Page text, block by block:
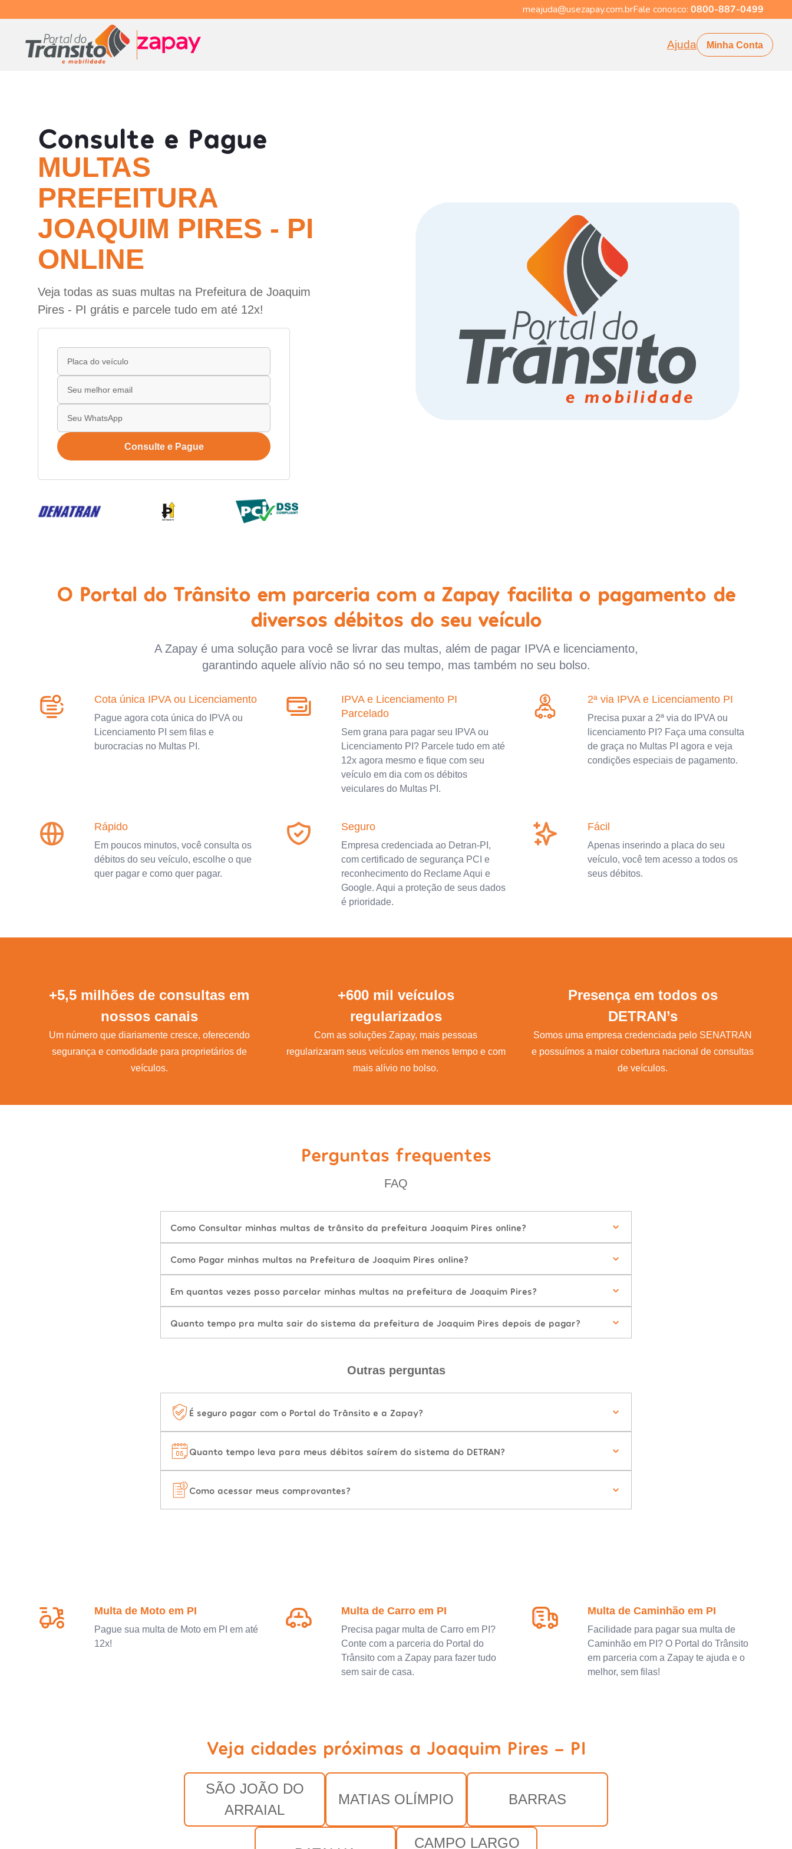
meajuda@usezapay.com.brFale conosco: 0800-887-0499
Ajuda Minha Conta
Consulte e Pague
MULTAS
PREFEITURA
JOAQUIM PIRES - PI
ONLINE
Veja todas as suas multas na Prefeitura de Joaquim
Pires - PI grátis e parcele tudo em até 12x!
Consulte e Pague
O Portal do Trânsito em parceria com a Zapay facilita o pagamento de
diversos débitos do seu veículo
A Zapay é uma solução para você se livrar das multas, além de pagar IPVA e licenciamento,
garantindo aquele alívio não só no seu tempo, mas também no seu bolso.
Cota única IPVA ou Licenciamento
Pague agora cota única do IPVA ou
Licenciamento PI sem filas e
burocracias no Multas PI.
IPVA e Licenciamento PI
Parcelado
Sem grana para pagar seu IPVA ou
Licenciamento PI? Parcele tudo em até
12x agora mesmo e fique com seu
veículo em dia com os débitos
veiculares do Multas PI.
2ª via IPVA e Licenciamento PI
Precisa puxar a 2ª via do IPVA ou
licenciamento PI? Faça uma consulta
de graça no Multas PI agora e veja
condições especiais de pagamento.
Rápido
Em poucos minutos, você consulta os
débitos do seu veículo, escolhe o que
quer pagar e como quer pagar.
Seguro
Empresa credenciada ao Detran-PI,
com certificado de segurança PCI e
reconhecimento do Reclame Aqui e
Google. Aqui a proteção de seus dados
é prioridade.
Fácil
Apenas inserindo a placa do seu
veículo, você tem acesso a todos os
seus débitos.
+5,5 milhões de consultas em
nossos canais
Um número que diariamente cresce, oferecendo
segurança e comodidade para proprietários de
veículos.
+600 mil veículos
regularizados
Com as soluções Zapay, mais pessoas
regularizaram seus veículos em menos tempo e com
mais alívio no bolso.
Presença em todos os
DETRAN’s
Somos uma empresa credenciada pelo SENATRAN
e possuímos a maior cobertura nacional de consultas
de veículos.
Perguntas frequentes
FAQ
Como Consultar minhas multas de trânsito da prefeitura Joaquim Pires online?
Como Pagar minhas multas na Prefeitura de Joaquim Pires online?
Em quantas vezes posso parcelar minhas multas na prefeitura de Joaquim Pires?
Quanto tempo pra multa sair do sistema da prefeitura de Joaquim Pires depois de pagar?
Outras perguntas
É seguro pagar com o Portal do Trânsito e a Zapay?
Quanto tempo leva para meus débitos saírem do sistema do DETRAN?
Como acessar meus comprovantes?
Multa de Moto em PI
Pague sua multa de Moto em PI em até
12x!
Multa de Carro em PI
Precisa pagar multa de Carro em PI?
Conte com a parceria do Portal do
Trânsito com a Zapay para fazer tudo
sem sair de casa.
Multa de Caminhão em PI
Facilidade para pagar sua multa de
Caminhão em PI? O Portal do Trânsito
em parceria com a Zapay te ajuda e o
melhor, sem filas!
Veja cidades próximas a Joaquim Pires - PI
SÃO JOÃO DO
ARRAIAL
MATIAS OLÍMPIO BARRAS
CAMPO LARGO